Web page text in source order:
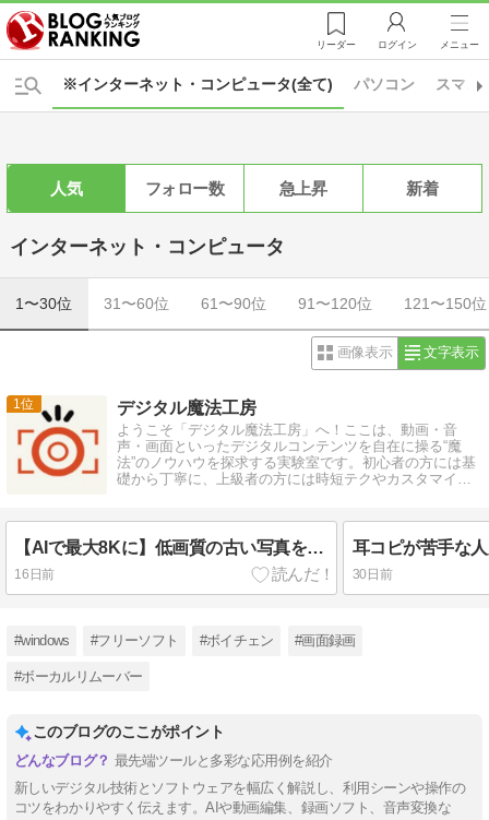
リーダー ログイン メニュー
※インターネット・コンピュータ(全て) パソコン スマホ
人気 フォロー数 急上昇 新着
インターネット・コンピュータ
1〜30位 31〜60位 61〜90位 91〜120位 121〜150位
画像表示 文字表示
1 デジタル魔法工房
ようこそ「デジタル魔法工房」へ！ここは、動画・音
声・画面といったデジタルコンテンツを自在に操る“魔
法”のノウハウを探求する実験室です。初心者の方には基
礎から丁寧に、上級者の方には時短テクやカスタマイズ
【AIで最大8Kに】低画質の古い写真を高画質に変換する方法
16日前 30日前
#windows #フリーソフト #ボイチェン #画面録画
#ボーカルリムーバー
このブログのここがポイント
最先端ツールと多彩な応用例を紹介
新しいデジタル技術とソフトウェアを幅広く解説し、利用シーンや操作の
コツをわかりやすく伝えます。AIや動画編集、録画ソフト、音声変換な